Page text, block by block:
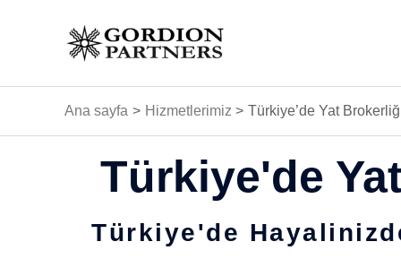
Ana sayfa Hizmetlerimiz Türkiye’de Yat
Türkiye'de
Türkiye'de